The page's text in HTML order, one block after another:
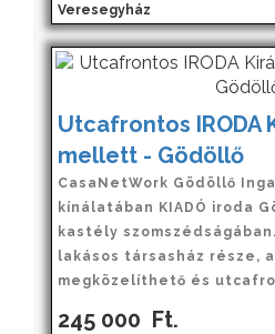
Veresegyház
Utcafrontos IRODA
mellett - Gödöllő
CasaNetWork Gödöllő
kínálatában KIADÓ iroda
kastély
lakásos társasház része,
megközelíthető és
245 000 Ft.